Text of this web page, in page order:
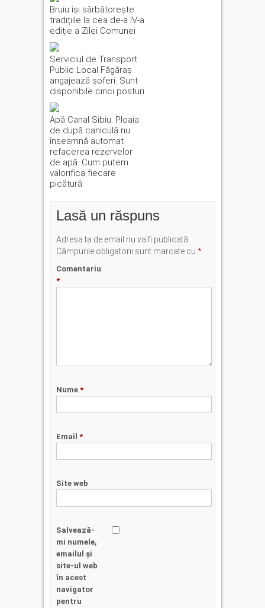
Bruiu își sărbătorește
tradițiile la cea de-a IV-a
ediție a Zilei Comunei
Serviciul de Transport
Public Local Făgăraș
angajează șoferi. Sunt
disponibile cinci posturi
Apă Canal Sibiu: Ploaia
de după caniculă nu
înseamnă automat
refacerea rezervelor
de apă. Cum putem
valorifica fiecare
picătură
Lasă un răspuns
Adresa ta de email nu va fi publicată.
Câmpurile obligatorii sunt marcate cu *
Comentariu
*
Nume *
Email *
Site web
Salvează-
mi numele,
emailul și
site-ul web
în acest
navigator
pentru